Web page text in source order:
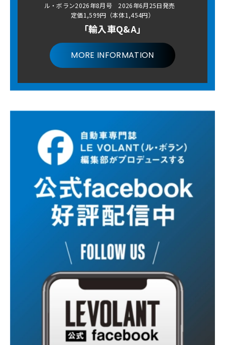
ル・ボラン2026年8月号 2026年6月25日発売
定価1,599円（本体1,454円）
「輸入車Q&A」
MORE INFORMATION